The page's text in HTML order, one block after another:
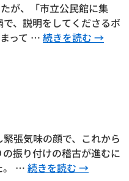
が、「市立公民館に集
、説明をしてくださるボ
って … 続きを読む →
張気味の顔で、これから
振り付けの稽古が進むに
。 … 続きを読む →